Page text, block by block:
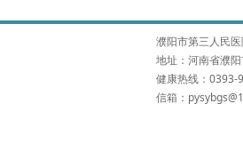
濮阳市第三人民
地址：河南省濮
健康热线：0393-
信箱：